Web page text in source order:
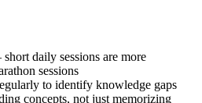
daily sessions are more
sessions
to identify knowledge gaps
concepts, not just memorizing